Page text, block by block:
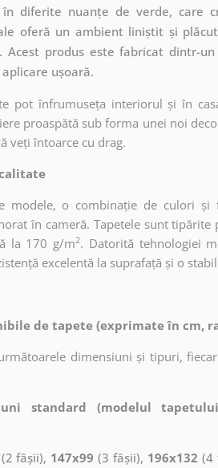
diferite nuanțe de verde, care
oferă un ambient liniștit și
Acest produs este fabricat dintr-
ușoară.
pot înfrumuseța interiorul și în
proaspătă sub forma unei noi
veți întoarce cu drag.
modele, o combinație de culori
în cameră. Tapetele sunt
la 170 g/m2. Datorită tehnologiei
excelentă la suprafață și o
de tapete (exprimate în cm,
dimensiuni și tipuri,
standard (modelul
(2 fâșii), 147x99 (3 fâșii), 196x132 (4